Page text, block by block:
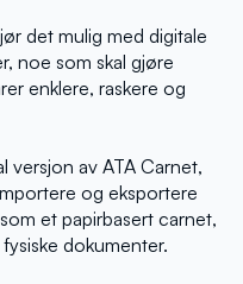
det mulig med digitale
noe som skal gjøre
enklere, raskere og
versjon av ATA Carnet,
og eksportere
et papirbasert carnet,
dokumenter.